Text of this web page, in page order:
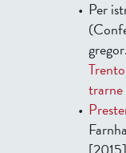
Per
gregor.